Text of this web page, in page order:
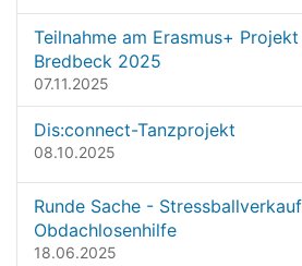
G
r
ö
ß
…
n
Teilnahme am Erasmus+
Bredbeck 2025
07.11.2025
Dis:connect-Tanzprojekt
08.10.2025
Runde Sache -
Obdachlosenhilfe
18.06.2025